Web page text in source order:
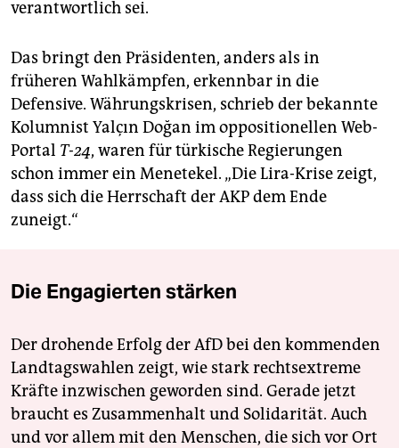
verantwortlich sei.
Das bringt den Präsidenten, anders als in
früheren Wahlkämpfen, erkennbar in die
Defensive. Währungskrisen, schrieb der bekannte
Kolumnist Yalçın Doğan im oppositionellen Web-
Portal T-24, waren für türkische Regierungen
schon immer ein Menetekel. „Die Lira-Krise zeigt,
dass sich die Herrschaft der AKP dem Ende
zuneigt.“
Die Engagierten stärken
Der drohende Erfolg der AfD bei den kommenden
Landtagswahlen zeigt, wie stark rechtsextreme
Kräfte inzwischen geworden sind. Gerade jetzt
braucht es Zusammenhalt und Solidarität. Auch
und vor allem mit den Menschen, die sich vor Ort